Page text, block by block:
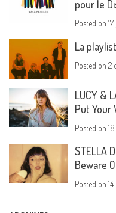
pour le
Posted on
La
Posted on2
LUCY &
Put Your
Posted on
STELLA
Beware
Posted on